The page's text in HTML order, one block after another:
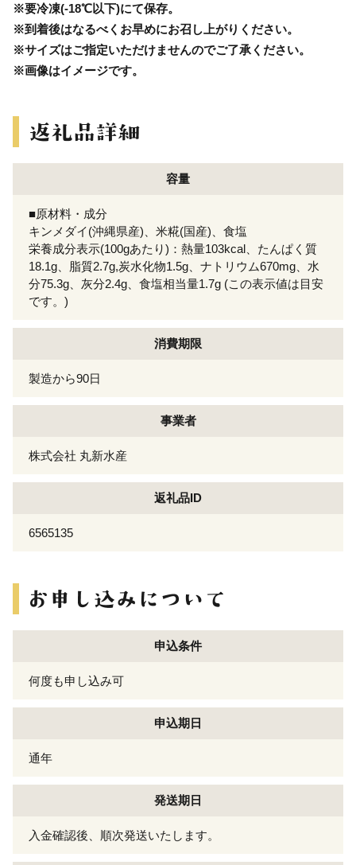
※要冷凍(-18℃以下)にて保存。
※到着後はなるべくお早めにお召し上がりください。
※サイズはご指定いただけませんのでご了承ください。
※画像はイメージです。
容量
■原材料・成分
キンメダイ(沖縄県産)、米糀(国産)、食塩
栄養成分表示(100gあたり)：熱量103kcal、たんぱく質
18.1g、脂質2.7g,炭水化物1.5g、ナトリウム670mg、水
分75.3g、灰分2.4g、食塩相当量1.7g (この表示値は目安
です。)
消費期限
製造から90日
事業者
株式会社 丸新水産
返礼品ID
6565135
申込条件
何度も申し込み可
申込期日
通年
発送期日
入金確認後、順次発送いたします。